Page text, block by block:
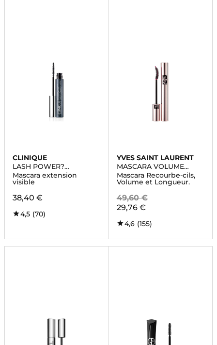
CLINIQUE
LASH POWER?
MASCARA
Mascara extension
visible
38,40 €
4,5 (70)
YVES SAINT LAURENT
MASCARA VOLUME
EFFET FAUX CILS THE
CURLER
Mascara Recourbe-cils,
Volume et Longueur.
49,60 €
29,76 €
4,6 (155)